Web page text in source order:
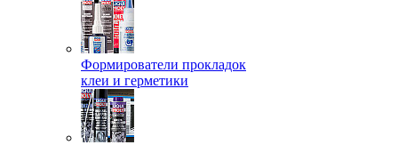
Формирователи прокладок
клеи и герметики